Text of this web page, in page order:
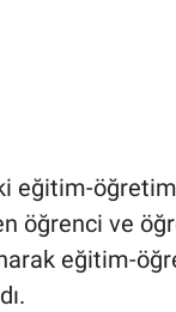
eğitim-
öğrenci ve
eğitim-